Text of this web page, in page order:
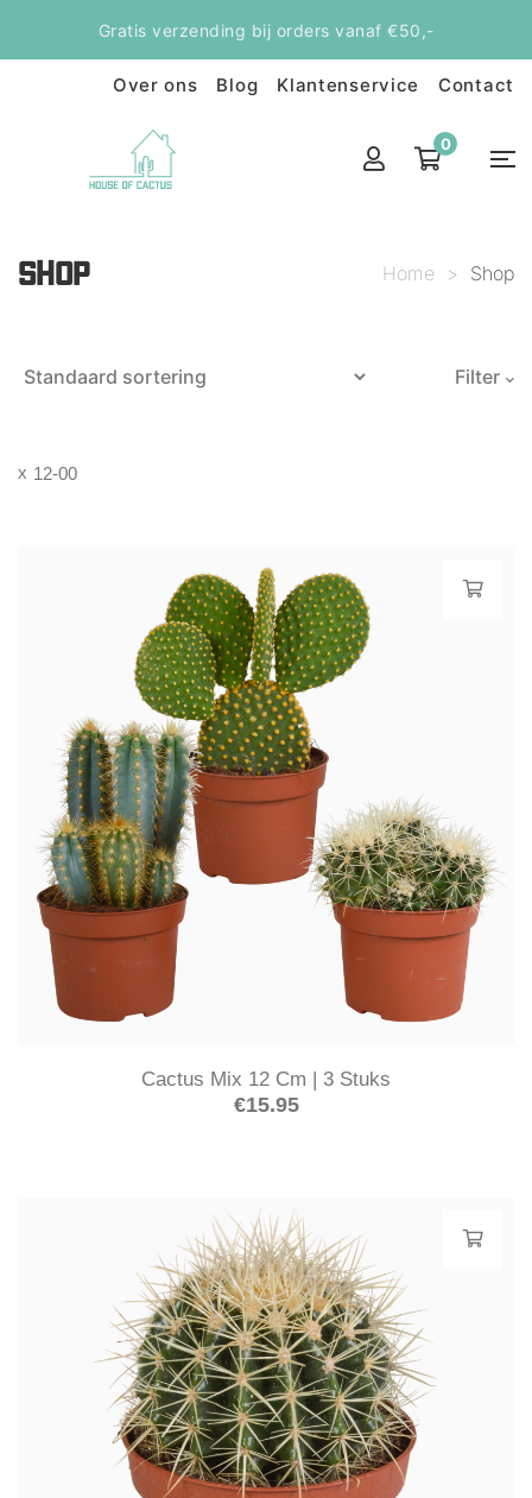
Gratis verzending bij orders vanaf €50,-
Over ons Blog Klantenservice Contact
0
SHOP Home > Shop
Filter
12-00
Cactus Mix 12 Cm | 3 Stuks
€15.95